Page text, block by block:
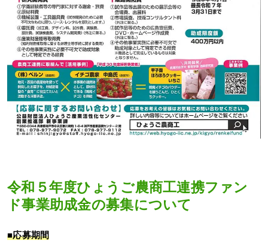
令和５年度ひょうご農商工連携ファン
ド事業助成金の募集について
■応募期間